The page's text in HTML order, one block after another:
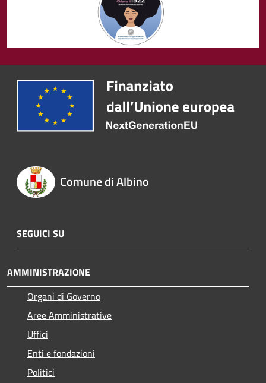
Comune di Albino
SEGUICI SU
AMMINISTRAZIONE
Organi di Governo
Aree Amministrative
Uffici
Enti e fondazioni
Politici